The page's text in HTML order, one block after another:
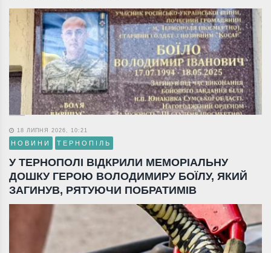
18 ЛИПНЯ 2026, 10:21
НОВИНИ ТЕРНОПІЛЬ
У ТЕРНОПОЛІ ВІДКРИЛИ МЕМОРІАЛЬНУ
ДОШКУ ГЕРОЮ ВОЛОДИМИРУ БОЇЛУ, ЯКИЙ
ЗАГИНУВ, РЯТУЮЧИ ПОБРАТИМІВ